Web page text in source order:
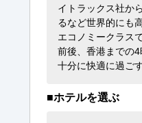
イトラックス社か
るなど世界的にも
エコノミークラス
前後、香港までの
十分に快適に過ご
■ホテルを選ぶ